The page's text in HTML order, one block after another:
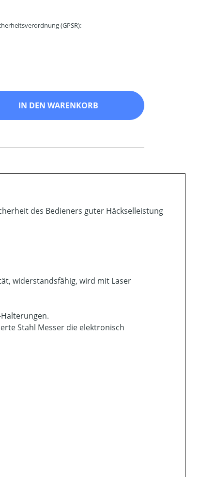
(GPSR):
gewünschten Wert ein oder
IN DEN WARENKORB
des Bedieners guter Häckselleistung
widerstandsfähig, wird mit Laser
Stahl Messer die elektronisch